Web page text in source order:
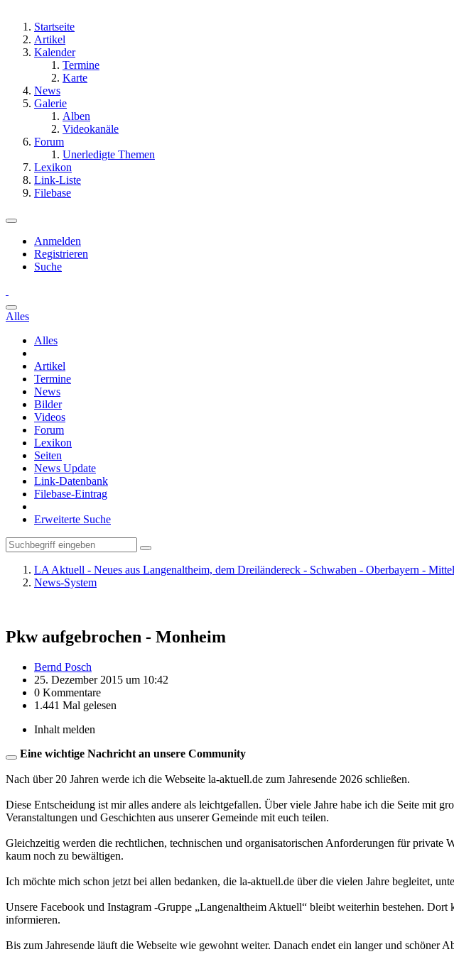
Startseite
Artikel
Kalender
Termine
Karte
News
Galerie
Alben
Videokanäle
Forum
Unerledigte Themen
Lexikon
Link-Liste
Filebase
Anmelden
Registrieren
Suche
Alles
Alles
Artikel
Termine
News
Bilder
Videos
Forum
Lexikon
Seiten
News Update
Link-Datenbank
Filebase-Eintrag
Erweiterte Suche
LA Aktuell - Neues aus Langenaltheim, dem Dreiländereck - Schwaben - Oberbayern -
News-System
Pkw aufgebrochen - Monheim
Bernd Posch
25. Dezember 2015 um 10:42
0 Kommentare
1.441 Mal gelesen
Inhalt melden
Eine wichtige Nachricht an unsere Community
Nach über 20 Jahren werde ich die Webseite la-aktuell.de zum Jahresende 2026 schließen.
Diese Entscheidung ist mir alles andere als leichtgefallen. Über viele Jahre habe ich die Seite mit
Veranstaltungen und Geschichten aus unserer Gemeinde mit euch teilen.
Gleichzeitig werden die rechtlichen, technischen und organisatorischen Anforderungen für
kaum noch zu bewältigen.
Ich möchte mich schon jetzt bei allen bedanken, die la-aktuell.de über die vielen Jahre begleitet,
Unsere Facebook und Instagram -Gruppe „Langenaltheim Aktuell“ bleibt weiterhin bestehen.
informieren.
Bis zum Jahresende läuft die Webseite wie gewohnt weiter. Danach endet ein langer und schöner